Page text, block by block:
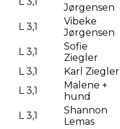
Jørgensen
L 3,1
Vibeke
Jørgensen
L 3,1
Sofie
Ziegler
L 3,1
Karl Ziegler
L 3,1
Malene +
hund
L 3,1
Shannon
Lemas